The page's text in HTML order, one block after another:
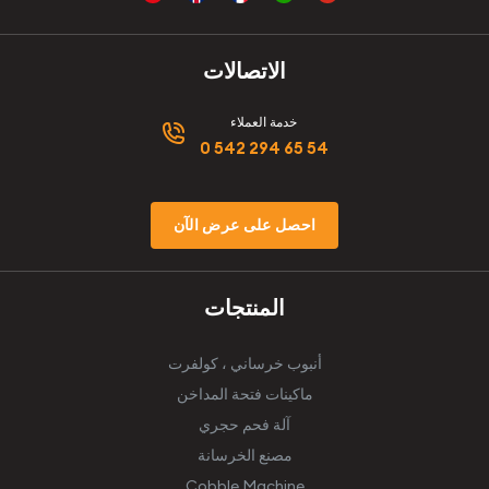
الاتصالات
خدمة العملاء
0 542 294 65 54
احصل على عرض الآن
المنتجات
أنبوب خرساني ، كولفرت
ماكينات فتحة المداخن
آلة فحم حجري
مصنع الخرسانة